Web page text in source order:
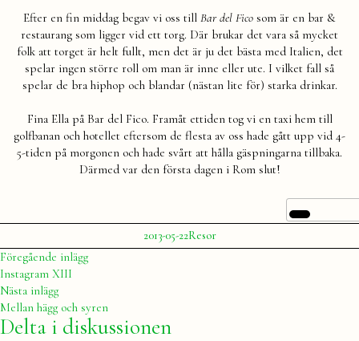
Efter en fin middag begav vi oss till Bar del Fico som är en bar &
restaurang som ligger vid ett torg. Där brukar det vara så mycket
folk att torget är helt fullt, men det är ju det bästa med Italien, det
spelar ingen större roll om man är inne eller ute. I vilket fall så
spelar de bra hiphop och blandar (nästan lite för) starka drinkar.
Fina Ella på Bar del Fico. Framåt ettiden tog vi en taxi hem till
golfbanan och hotellet eftersom de flesta av oss hade gått upp vid 4-
5-tiden på morgonen och hade svårt att hålla gäspningarna tillbaka.
Därmed var den första dagen i Rom slut!
Publicerat
av
Julia
2013-05-22Publicerat
i
Resor
Inläggsnavigering
Föregående inläggFöregående
Instagram XIII
Nästa inläggNästa
inlägg:
Mellan hägg och syren
Delta i diskussionen